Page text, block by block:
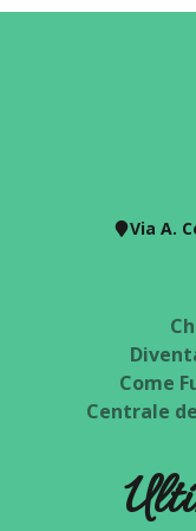
Via A.
Come
Centrale